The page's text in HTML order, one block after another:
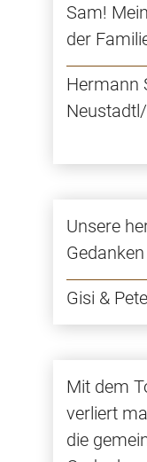
Sam!
der
Hermann
Unsere
Gisi &
Mit dem
verliert
die